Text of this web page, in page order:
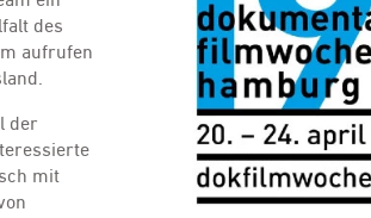
des
aufrufen
der
mit